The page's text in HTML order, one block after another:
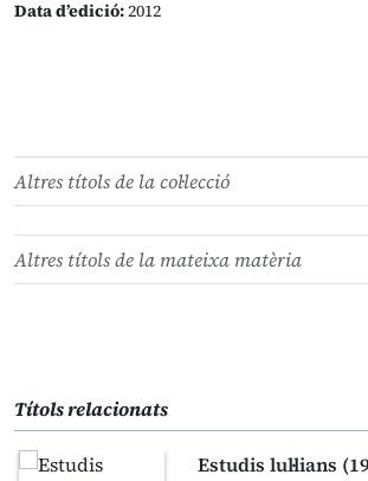
Data d’edició:2012
Altres títols de la col·lecció
Altres títols de la mateixa matèria
Títols relacionats
Estudis lul·lians